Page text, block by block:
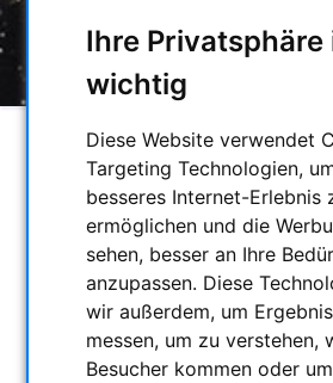
Ihre Privatsphäre
wichtig
Diese Website verwendet
Targeting Technologien,
besseres Internet-Erlebnis
ermöglichen und die
sehen, besser an Ihre
anzupassen. Diese
wir außerdem, um
messen, um zu verstehen,
Besucher kommen oder
1 ALU 2" R&P